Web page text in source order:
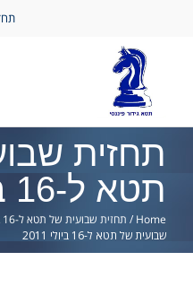
תחזית
תטא ל-16 ביולי 2011
Home
/ תחזית שבועית של תטא ל-16 ביולי 2011
שבועית של תטא ל-16 ביולי 2011